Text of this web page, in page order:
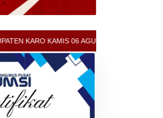
AGUSTUS 2026 - ARCIS BERASTAGI :